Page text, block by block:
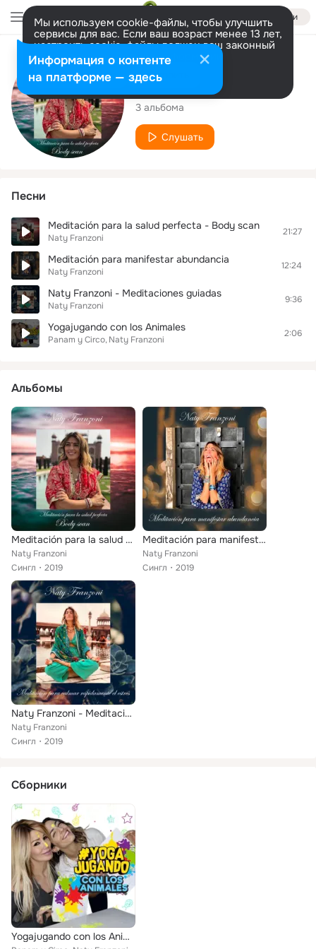
Войти
Мы используем cookie-файлы, чтобы улучшить
сервисы для вас. Если ваш возраст менее 13 лет,
настроить cookie-файлы должен ваш законный
представитель. Больше информации
Разрешить все Настроить
Исполнитель
Naty Franzoni
3 альбома
Слушать
Песни
Meditación para la salud perfecta - Body scan
Naty Franzoni
21:27
Meditación para manifestar abundancia
Naty Franzoni
12:24
Naty Franzoni - Meditaciones guiadas
Naty Franzoni
9:36
Yogajugando con los Animales
Panam y Circo Naty Franzoni
2:06
Альбомы
Meditación para la salud perfecta - Body scan
Naty Franzoni
Сингл
2019
Meditación para manifestar abundancia
Naty Franzoni
Сингл
2019
Naty Franzoni - Meditaciones guiadas
Naty Franzoni
Сингл
2019
Сборники
Yogajugando con los Animales
Информация о контенте
на платформе — здесь